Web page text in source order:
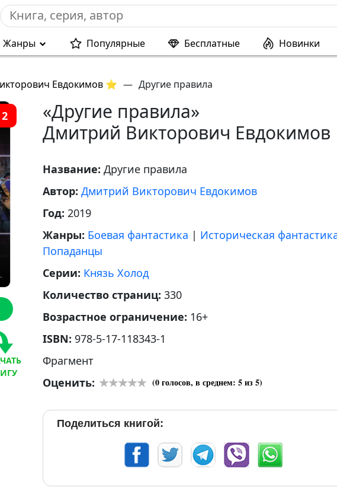
Жанры Популярные Бесплатные Новинки
Евдокимов ⭐ — Другие правила
2
«Другие правила»
Дмитрий Викторович Евдокимов
Название: Другие правила
Автор: Дмитрий Викторович Евдокимов
Год: 2019
Жанры: Боевая фантастика | Историческая
Попаданцы
Серии: Князь Холод
Количество страниц: 330
Возрастное ограничение: 16+
ISBN: 978-5-17-118343-1
Фрагмент
Оценить:
(0голосов, в среднем: 5из 5)
Поделиться книгой: